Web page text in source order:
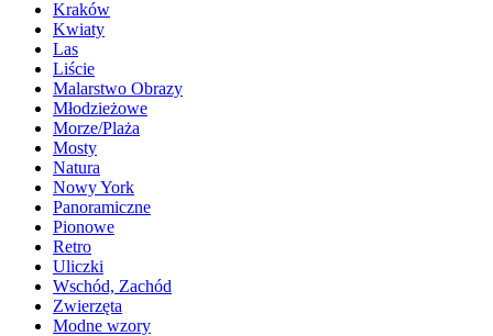
Kraków
Kwiaty
Las
Liście
Malarstwo Obrazy
Młodzieżowe
Morze/Plaża
Mosty
Natura
Nowy York
Panoramiczne
Pionowe
Retro
Uliczki
Wschód, Zachód
Zwierzęta
Modne wzory